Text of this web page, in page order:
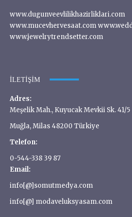
www.dugunveevlilikhazirliklari.com
www.mucevhervesaat.com
www.jewelrytrendsetter.com
İLETIŞIM
Adres:
Meşelik Mah., Kuyucak Mevkii Sk. 41/5
Muğla, Milas 48200 Türkiye
Telefon:
0-544-338 39 87
Email:
info[@]somutmedya.com
info[@] modaveluksyasam.com